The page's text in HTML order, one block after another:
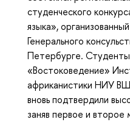
студенческого
языка»,
Генерального
Петербурге.
«Востоковедение»
африканистики НИУ
вновь подтвердили
заняв первое и второе